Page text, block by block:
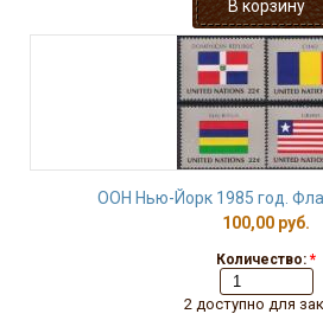
ООН Нью-Йорк 1985 год.
100,00 руб.
Количество: *
2 доступно для